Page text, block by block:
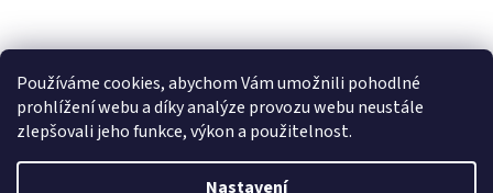
Používáme cookies, abychom Vám umožnili pohodlné
prohlížení webu a díky analýze provozu webu neustále
zlepšovali jeho funkce, výkon a použitelnost.
Nastavení
á